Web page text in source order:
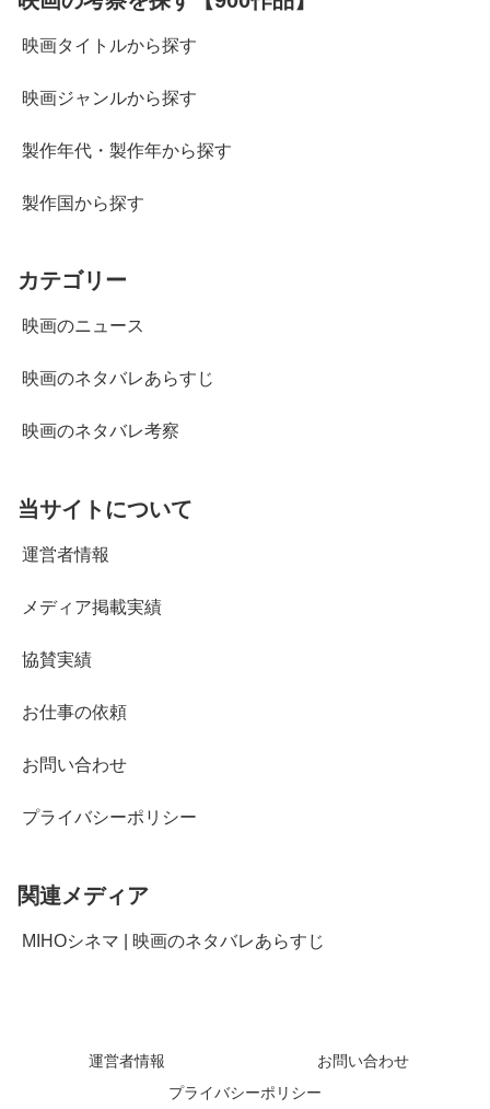
映画タイトルから探す
映画ジャンルから探す
製作年代・製作年から探す
製作国から探す
カテゴリー
映画のニュース
映画のネタバレあらすじ
映画のネタバレ考察
当サイトについて
運営者情報
メディア掲載実績
協賛実績
お仕事の依頼
お問い合わせ
プライバシーポリシー
関連メディア
MIHOシネマ | 映画のネタバレあらすじ
運営者情報
お問い合わせ
プライバシーポリシー